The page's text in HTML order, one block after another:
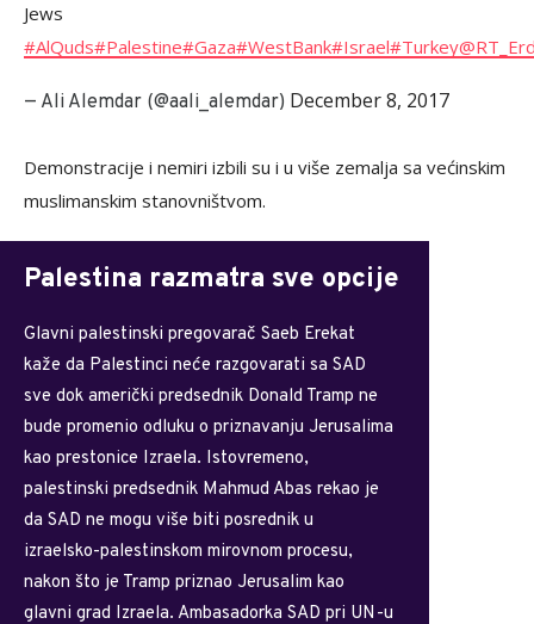
Jews
#AlQuds#Palestine#Gaza#WestBank#Israel#Turkey
— Ali Alemdar (@aali_alemdar) December 8, 2017
Demonstracije i nemiri izbili su i u više zemalja sa većinskim
muslimanskim stanovništvom.
Palestina razmatra sve opcije
Glavni palestinski pregovarač Saeb Erekat
kaže da Palestinci neće razgovarati sa SAD
sve dok američki predsednik Donald Tramp ne
bude promenio odluku o priznavanju Jerusalima
kao prestonice Izraela. Istovremeno,
palestinski predsednik Mahmud Abas rekao je
da SAD ne mogu više biti posrednik u
izraelsko-palestinskom mirovnom procesu,
nakon što je Tramp priznao Jerusalim kao
glavni grad Izraela. Ambasadorka SAD pri UN-u